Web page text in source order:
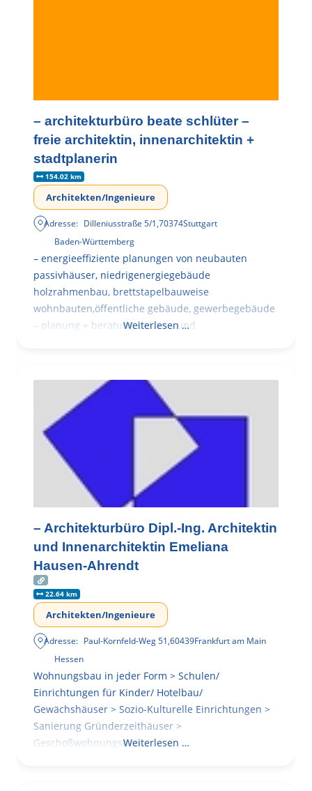
– architekturbüro beate schlüter –
freie architektin, innenarchitektin +
stadtplanerin
154.02 km
Architekten/Ingenieure
Adresse: Dilleniusstraße 5/1,70374Stuttgart
Baden-Württemberg
– energieeffiziente planungen von neubauten
passivhäuser, niedrigenergiegebäude
holzrahmenbau, brettstapelbauweise
wohnbauten,öffentliche gebäude, gewerbegebäude
– planung + beratung bei an – und
Weiterlesen …
– Architekturbüro Dipl.-Ing. Architektin
und Innenarchitektin Emeliana
Hausen-Ahrendt
22.64 km
Architekten/Ingenieure
Adresse: Paul-Kornfeld-Weg 51,60439Frankfurt am Main
Hessen
Wohnungsbau in jeder Form > Schulen/
Einrichtungen für Kinder/ Hotelbau/
Gewächshäuser > Sozio-Kulturelle Einrichtungen >
Sanierung Gründerzeithäuser >
GeschoßwohnungsbauWeiterlesen …